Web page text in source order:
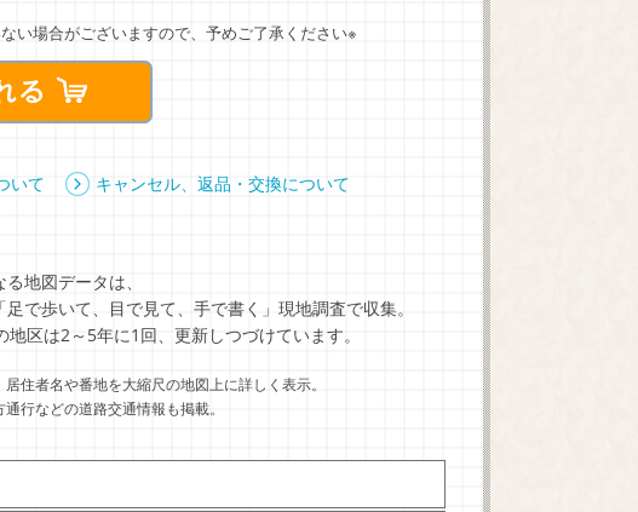
い場合がございますので、予めご了承ください※
いて キャンセル、返品・交換について
地図データは、
で歩いて、目で見て、手で書く」現地調査で収集。
区は2～5年に1回、更新しつづけています。
住者名や番地を大縮尺の地図上に詳しく表示。
行などの道路交通情報も掲載。